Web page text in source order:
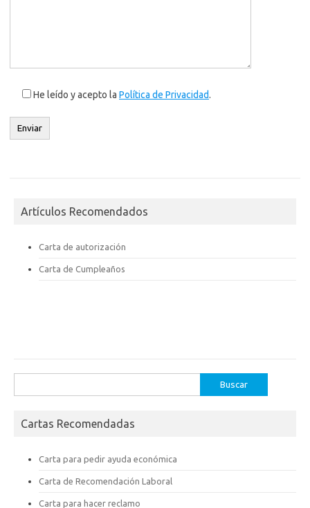
He leído y acepto la Política de Privacidad.
Artículos Recomendados
Carta de autorización
Carta de Cumpleaños
Cartas Recomendadas
Carta para pedir ayuda económica
Carta de Recomendación Laboral
Carta para hacer reclamo